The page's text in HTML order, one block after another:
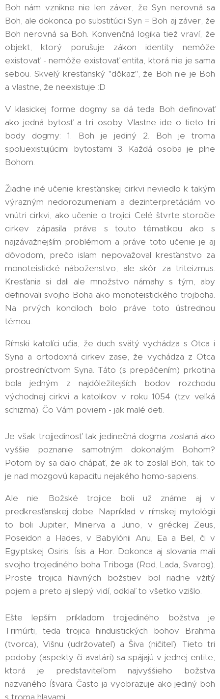
Boh nám vznikne nie len záver, že Syn nerovná sa
Boh, ale dokonca po substitúcii Syn = Boh aj záver, že
Boh nerovná sa Boh. Konvenčná logika tiež vraví, že
objekt, ktorý porušuje zákon identity nemôže
existovať - nemôže existovať entita, ktorá nie je sama
sebou. Skvelý kresťanský "dôkaz", že Boh nie je Boh
a vlastne, že neexistuje :D
V klasickej forme dogmy sa dá teda Boh definovať
ako jedná bytosť a tri osoby. Vlastne ide o tieto tri
body dogmy: 1. Boh je jediný 2. Boh je troma
spoluexistujúcimi bytosťami 3. Každá osoba je plne
Bohom.
Žiadne iné učenie kresťanskej cirkvi neviedlo k takým
výrazným nedorozumeniam a dezinterpretáciám vo
vnútri cirkvi, ako učenie o trojici. Celé štvrte storočie
cirkev zápasila práve s touto tématikou ako s
najzávažnejším problémom a práve toto učenie je aj
dôvodom, prečo islam nepovažoval kresťanstvo za
monoteistické náboženstvo, ale skôr za triteizmus.
Kresťania si dali ale množstvo námahy s tým, aby
definovali svojho Boha ako monoteistického trojboha.
Na prvých konciloch bolo práve toto ústrednou
témou.
Rímski katolíci učia, že duch svätý vychádza s Otca i
Syna a ortodoxná cirkev zase, že vychádza z Otca
prostredníctvom Syna. Táto (s prepáčením) prkotina
bola jedným z najdôležitejších bodov rozchodu
východnej cirkvi a katolíkov v roku 1054 (tzv. veľká
schizma). Čo Vám poviem - jak malé deti.
Je však trojjedinosť tak jedinečná dogma zoslaná ako
vyššie poznanie samotným dokonalým Bohom?
Potom by sa dalo chápať, že ak to zoslal Boh, tak to
je nad mozgovú kapacitu nejakého homo-sapiens.
Ale nie. Božské trojice boli už známe aj v
predkresťanskej dobe. Napríklad v rímskej mytológii
to boli Jupiter, Minerva a Juno, v gréckej Zeus,
Poseidon a Hades, v Babylónii Anu, Ea a Bel, či v
Egyptskej Osiris, Ísis a Hor. Dokonca aj slovania mali
svojho trojediného boha Triboga (Rod, Lada, Svarog).
Proste trojica hlavných božstiev bol riadne vžitý
pojem a preto aj slepý vidí, odkiaľ to všetko vzišlo.
Ešte lepším príkladom trojjediného božstva je
Trimúrti, teda trojica hinduistických bohov Brahma
(tvorca), Višnu (udržovateľ) a Šiva (ničiteľ). Tieto tri
podoby (aspekty či avatári) sa spájajú v jednej entite,
ktorá je predstaviteľom najvyššieho božstva
nazvaného Íšvara. Často ja vyobrazuje ako jediný boh